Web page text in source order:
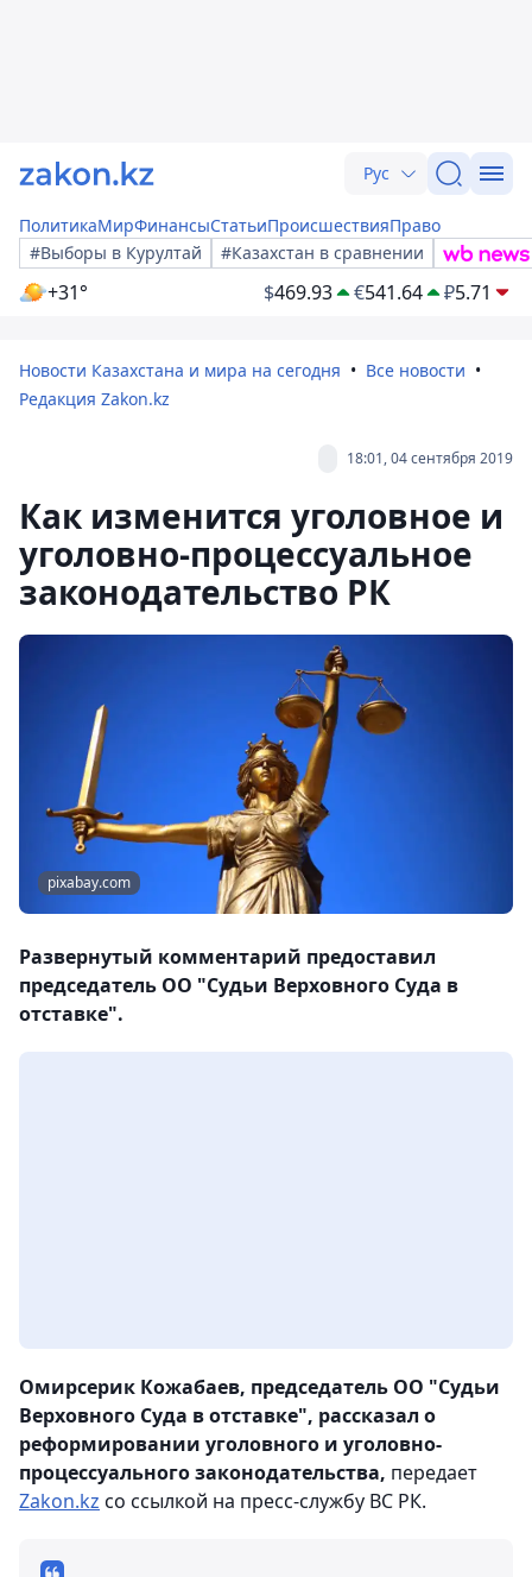
Рус
ПолитикаМирФинансыСтатьиПроисшествияПраво
#Выборы в Курултай
#Казахстан в сравнении
+31° $469.93 €541.64 ₽5.71
Новости Казахстана и мира на сегодня
Все новости
Редакция Zakon.kz
18:01, 04 сентября 2019
Как изменится уголовное и
уголовно-процессуальное
законодательство РК
pixabay.com
Развернутый комментарий предоставил
председатель ОО "Судьи Верховного Суда в
отставке".
Омирсерик Кожабаев, председатель ОО "Судьи
Верховного Суда в отставке", рассказал о
реформировании уголовного и уголовно-
процессуального законодательства, передает
Zakon.kz со ссылкой на пресс-службу ВС РК.